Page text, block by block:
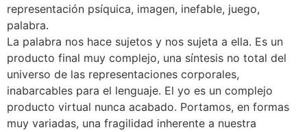
representación psíquica, imagen, inefable, juego,
palabra.
La palabra nos hace sujetos y nos sujeta a ella. Es un
producto final muy complejo, una síntesis no total del
universo de las representaciones corporales,
inabarcables para el lenguaje. El yo es un complejo
producto virtual nunca acabado. Portamos, en formas
muy variadas, una fragilidad inherente a nuestra